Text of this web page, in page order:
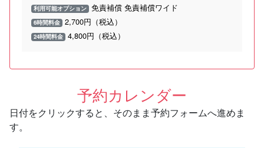
利用可能オプション 免責補償 免責補償ワイド
6時間料金 2,700円（税込）
24時間料金 4,800円（税込）
予約カレンダー
日付をクリックすると、そのまま予約フォームへ進めま
す。